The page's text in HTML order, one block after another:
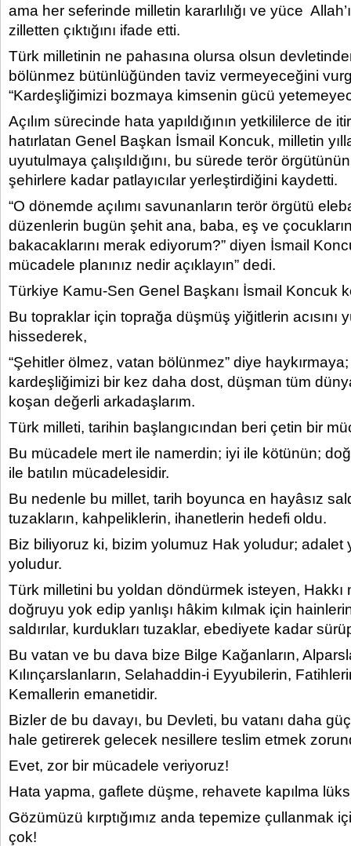
ama her seferinde milletin kararlılığı ve yüce
zilletten çıktığını ifade etti.
Türk milletinin ne pahasına olursa olsun
bölünmez bütünlüğünden taviz vermeyeceğini
“Kardeşliğimizi bozmaya kimsenin gücü
Açılım sürecinde hata yapıldığının yetkililerce de
hatırlatan Genel Başkan İsmail Koncuk, milletin
uyutulmaya çalışıldığını, bu sürede terör
şehirlere kadar patlayıcılar yerleştirdiğini kaydetti.
“O dönemde açılımı savunanların terör örgütü
düzenlerin bugün şehit ana, baba, eş ve
bakacaklarını merak ediyorum?” diyen İsmail
mücadele planınız nedir açıklayın” dedi.
Türkiye Kamu-Sen Genel Başkanı İsmail Koncuk
Bu topraklar için toprağa düşmüş yiğitlerin acısını
hissederek,
“Şehitler ölmez, vatan bölünmez” diye
kardeşliğimizi bir kez daha dost, düşman tüm
koşan değerli arkadaşlarım.
Türk milleti, tarihin başlangıcından beri çetin bir
Bu mücadele mert ile namerdin; iyi ile kötünün;
ile batılın mücadelesidir.
Bu nedenle bu millet, tarih boyunca en hayâsız
tuzakların, kahpeliklerin, ihanetlerin hedefi oldu.
Biz biliyoruz ki, bizim yolumuz Hak yoludur; adalet
yoludur.
Türk milletini bu yoldan döndürmek isteyen, Hakkı
doğruyu yok edip yanlışı hâkim kılmak için
saldırılar, kurdukları tuzaklar, ebediyete kadar
Bu vatan ve bu dava bize Bilge Kağanların,
Kılınçarslanların, Selahaddin-i Eyyubilerin,
Kemallerin emanetidir.
Bizler de bu davayı, bu Devleti, bu vatanı daha
hale getirerek gelecek nesillere teslim etmek
Evet, zor bir mücadele veriyoruz!
Hata yapma, gaflete düşme, rehavete kapılma
Gözümüzü kırptığımız anda tepemize çullanmak
çok!